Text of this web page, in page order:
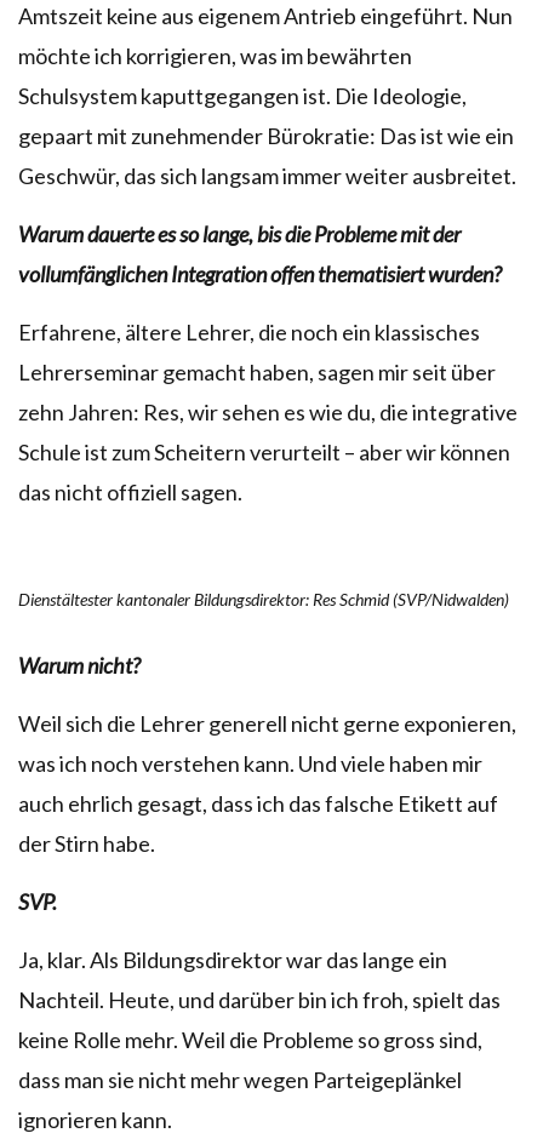
Amtszeit keine aus eigenem Antrieb eingeführt. Nun
möchte ich korrigieren, was im bewährten
Schulsystem kaputtgegangen ist. Die Ideologie,
gepaart mit zunehmender Bürokratie: Das ist wie ein
Geschwür, das sich langsam immer weiter ausbreitet.
Warum dauerte es so lange, bis die Probleme mit der
vollumfänglichen Integration offen thematisiert wurden?
Erfahrene, ältere Lehrer, die noch ein klassisches
Lehrerseminar gemacht haben, sagen mir seit über
zehn Jahren: Res, wir sehen es wie du, die integrative
Schule ist zum Scheitern verurteilt – aber wir können
das nicht offiziell sagen.
Dienstältester kantonaler Bildungsdirektor: Res Schmid (SVP/Nidwalden)
Warum nicht?
Weil sich die Lehrer generell nicht gerne exponieren,
was ich noch verstehen kann. Und viele haben mir
auch ehrlich gesagt, dass ich das falsche Etikett auf
der Stirn habe.
SVP.
Ja, klar. Als Bildungsdirektor war das lange ein
Nachteil. Heute, und darüber bin ich froh, spielt das
keine Rolle mehr. Weil die Probleme so gross sind,
dass man sie nicht mehr wegen Parteigeplänkel
ignorieren kann.